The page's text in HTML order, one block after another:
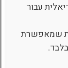
עבור
שמאפשרת